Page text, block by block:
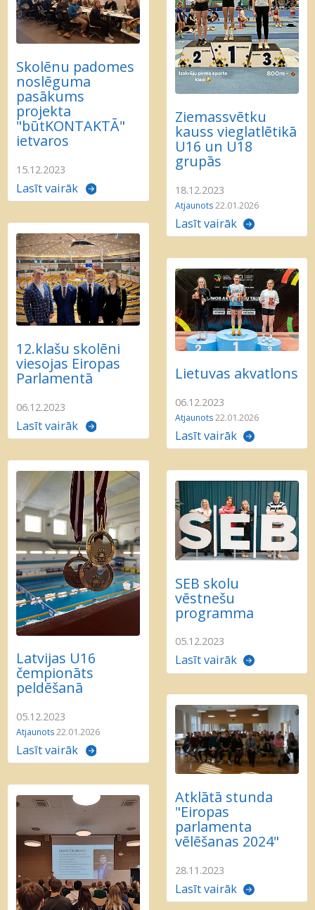
Ziemassvētku
kauss vieglatlētikā
U16 un U18
grupās
18.12.2023
Atjaunots22.01.2026
Lasīt vairāk
Skolēnu padomes
noslēguma
pasākums
projekta
"būtKONTAKTĀ"
ietvaros
15.12.2023
Lasīt vairāk
12.klašu skolēni
viesojas Eiropas
Parlamentā
06.12.2023
Lasīt vairāk
Lietuvas akvatlons
06.12.2023
Atjaunots22.01.2026
Lasīt vairāk
Latvijas U16
čempionāts
peldēšanā
05.12.2023
Atjaunots22.01.2026
Lasīt vairāk
SEB skolu
vēstnešu
programma
05.12.2023
Lasīt vairāk
Atklātā stunda
"Eiropas
parlamenta
vēlēšanas 2024"
28.11.2023
Lasīt vairāk